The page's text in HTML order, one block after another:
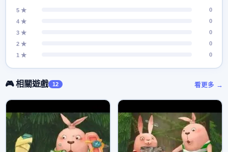
5 ★
0
4 ★
0
3 ★
0
2 ★
0
1 ★
0
🎮 相關遊戲 12 看更多 →